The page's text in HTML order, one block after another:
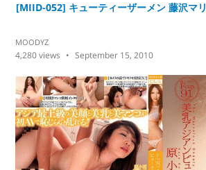
[MIID-052] キューティーザーメン 藤沢マリ
MOODYZ
4,280views September 15, 2010